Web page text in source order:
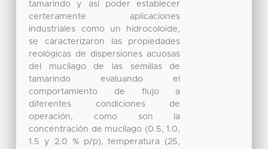
tamarindo y así poder establecer
certeramente aplicaciones
industriales como un hidrocoloide,
se caracterizaron las propiedades
reológicas de dispersiones acuosas
del mucílago de las semillas de
tamarindo evaluando el
comportamiento de flujo a
diferentes condiciones de
operación, como son la
concentración de mucílago (0.5, 1.0,
1.5 y 2.0 % p/p), temperatura (25,